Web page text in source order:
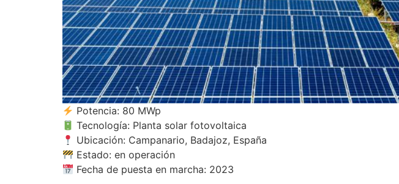
Potencia: 80 MWp
Tecnología: Planta solar fotovoltaica
Ubicación: Campanario, Badajoz, España
Estado: en operación
Fecha de puesta en marcha: 2023